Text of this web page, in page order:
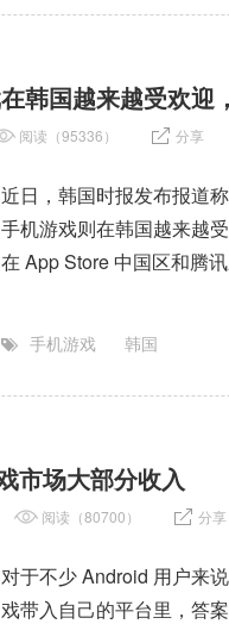
韩国越来越受欢迎
阅读（95336） 分享
近日，韩国时报发布报道
手机游戏则在韩国越来越
在 App Store 中国区和腾
手机游戏 韩国
市场大部分收入
阅读（80700） 分享
对于不少 Android 用户来
戏带入自己的平台里，答